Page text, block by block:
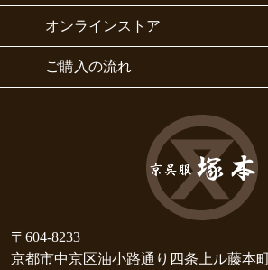
オンラインストア
ご購入の流れ
〒604-8233
京都市中京区油小路通り四条上ル藤本